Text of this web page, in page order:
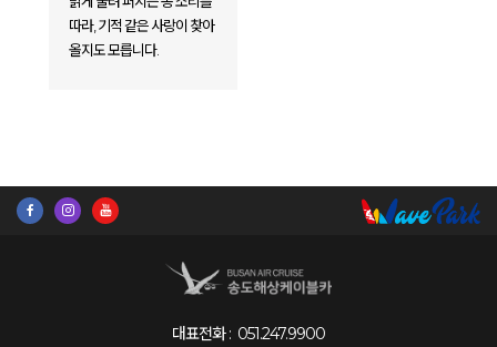
따라, 기적 같은 사랑이 찾아
올지도 모릅니다.
대표전화 : 051.247.9900